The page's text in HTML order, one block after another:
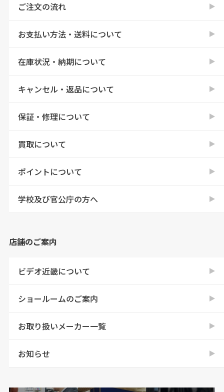
ご注文の流れ
お支払い方法・送料について
在庫状況・納期について
キャンセル・返品について
保証・修理について
買取について
ポイントについて
学校及び官公庁の方へ
店舗のご案内
ビデオ近畿について
ショールームのご案内
お取り扱いメーカー一覧
お知らせ